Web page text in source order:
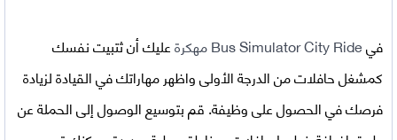
فيBus Simulator City Ride مهكرة
عليك أن ثتبيت نفسك
كمشغل حافلات من الدرجة الأولى واظهر مهاراتك في القيادة لزيادة
فرصك في الحصول على وظيفة. قم بتوسيع الوصول إلى الحملة عن